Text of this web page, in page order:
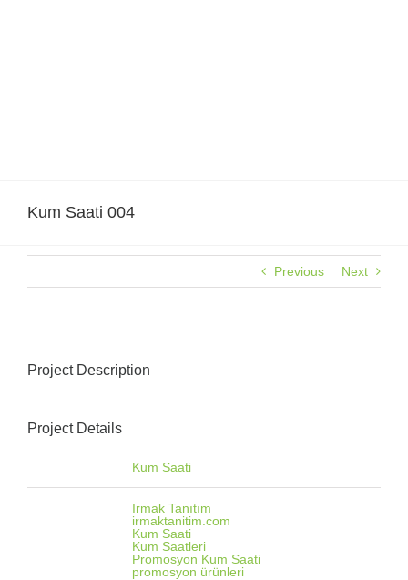
Kum Saati 004
Previous Next
Project Description
Project Details
Kum Saati
Irmak Tanıtım
irmaktanitim.com
Kum Saati
Kum Saatleri
Promosyon Kum Saati
promosyon ürünleri